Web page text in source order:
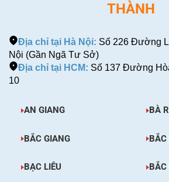
THÀNH
Địa chỉ tại Hà Nội: Số 226 Đường
Nội (Gần Ngã Tư Sở)
Địa chỉ tại HCM: Số 137 Đường
10
AN GIANG BÀ
BẮC GIANG BẮC
BẠC LIÊU BẮC